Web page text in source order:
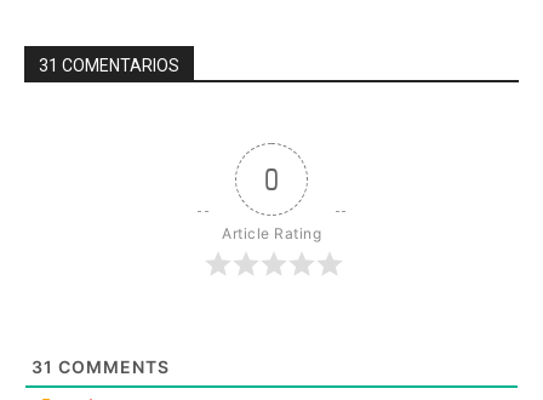
31 COMENTARIOS
0
Article Rating
31 COMMENTS